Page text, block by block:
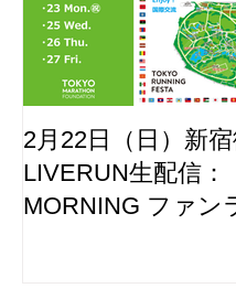
2月22日（日）新
LIVERUN生配信：
MORNING ファン